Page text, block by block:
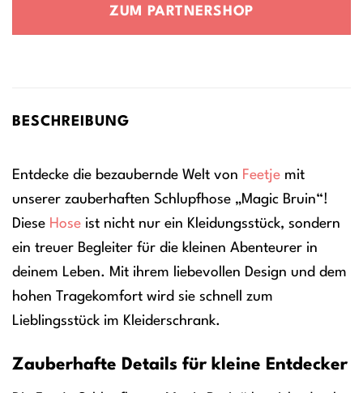
ZUM PARTNERSHOP
BESCHREIBUNG
Entdecke die bezaubernde Welt von Feetje mit
unserer zauberhaften Schlupfhose „Magic Bruin“!
Diese Hose ist nicht nur ein Kleidungsstück, sondern
ein treuer Begleiter für die kleinen Abenteurer in
deinem Leben. Mit ihrem liebevollen Design und dem
hohen Tragekomfort wird sie schnell zum
Lieblingsstück im Kleiderschrank.
Zauberhafte Details für kleine Entdecker